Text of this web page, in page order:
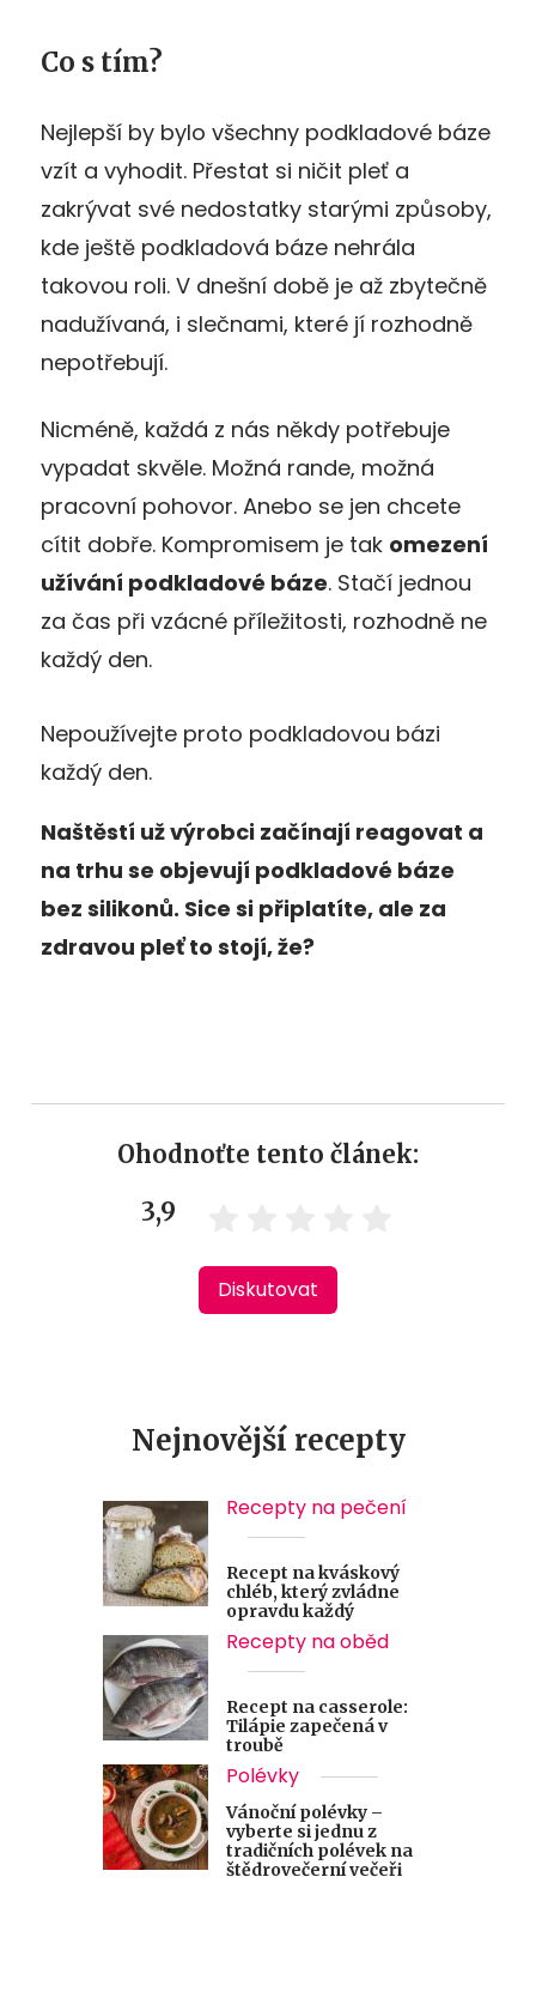
Co s tím?
Nejlepší by bylo všechny podkladové báze
vzít a vyhodit. Přestat si ničit pleť a
zakrývat své nedostatky starými způsoby,
kde ještě podkladová báze nehrála
takovou roli. V dnešní době je až zbytečně
nadužívaná, i slečnami, které jí rozhodně
nepotřebují.
Nicméně, každá z nás někdy potřebuje
vypadat skvěle. Možná rande, možná
pracovní pohovor. Anebo se jen chcete
cítit dobře. Kompromisem je tak omezení
užívání podkladové báze. Stačí jednou
za čas při vzácné příležitosti, rozhodně ne
každý den.
Nepoužívejte proto podkladovou bázi
každý den.
Naštěstí už výrobci začínají reagovat a
na trhu se objevují podkladové báze
bez silikonů. Sice si připlatíte, ale za
zdravou pleť to stojí, že?
Ohodnoťte tento článek:
3,9
Diskutovat
Nejnovější recepty
Recepty na pečení
Recept na kváskový
chléb, který zvládne
opravdu každý
Recepty na oběd
Recept na casserole:
Tilápie zapečená v
troubě
Polévky
Vánoční polévky –
vyberte si jednu z
tradičních polévek na
štědrovečerní večeři